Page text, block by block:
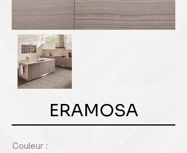
ERAMOSA
Couleur :